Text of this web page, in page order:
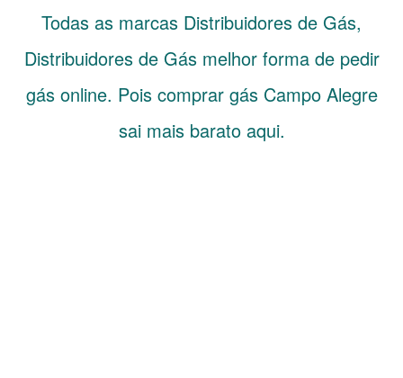
Todas as marcas Distribuidores de Gás,
Distribuidores de Gás melhor forma de pedir
gás online. Pois comprar gás Campo Alegre
sai mais barato aqui.